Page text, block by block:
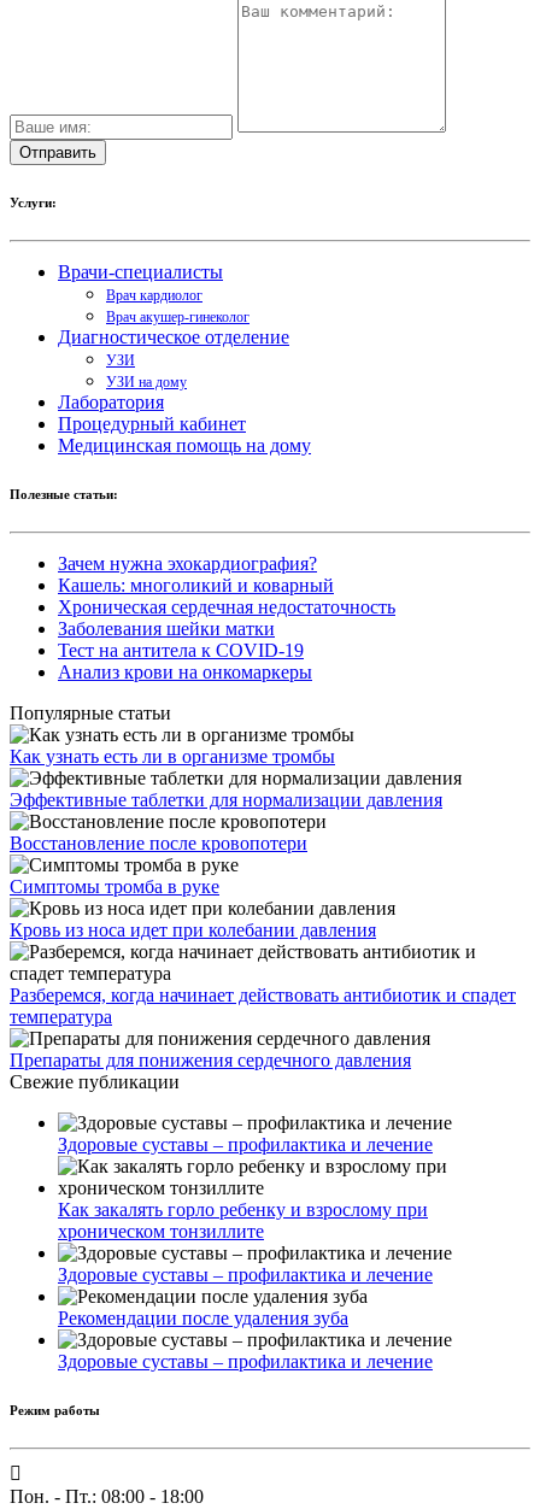
Услуги:
Врачи-специалисты
Врач кардиолог
Врач акушер-гинеколог
Диагностическое отделение
УЗИ
УЗИ на дому
Лаборатория
Процедурный кабинет
Медицинская помощь на дому
Полезные статьи:
Зачем нужна эхокардиография?
Кашель: многоликий и коварный
Хроническая сердечная недостаточность
Заболевания шейки матки
Тест на антитела к COVID-19
Анализ крови на онкомаркеры
Популярные статьи
Как узнать есть ли в организме тромбы
Эффективные таблетки для нормализации давления
Восстановление после кровопотери
Симптомы тромба в руке
Кровь из носа идет при колебании давления
Разберемся, когда начинает действовать антибиотик и спадет
температура
Препараты для понижения сердечного давления
Свежие публикации
Здоровые суставы – профилактика и лечение
Как закалять горло ребенку и взрослому при
хроническом тонзиллите
Здоровые суставы – профилактика и лечение
Рекомендации после удаления зуба
Здоровые суставы – профилактика и лечение
Режим работы
Пон. - Пт.: 08:00 - 18:00